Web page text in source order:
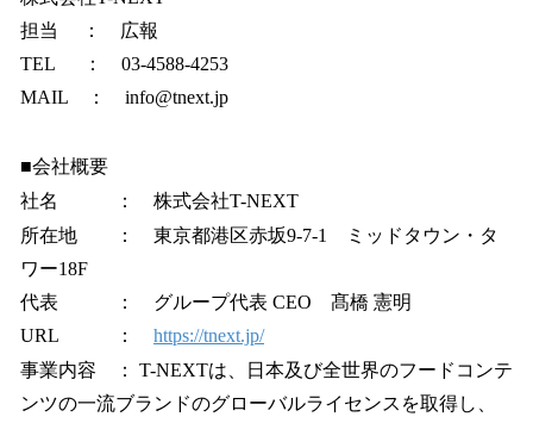
担当 ： 広報
TEL ： 03-4588-4253
MAIL ： info@tnext.jp
■会社概要
社名 ： 株式会社T-NEXT
所在地 ： 東京都港区赤坂9-7-1 ミッドタウン・タ
ワー18F
代表 ： グループ代表 CEO 髙橋 憲明
URL ： https://tnext.jp/
事業内容 ： T-NEXTは、日本及び全世界のフードコンテ
ンツの一流ブランドのグローバルライセンスを取得し、